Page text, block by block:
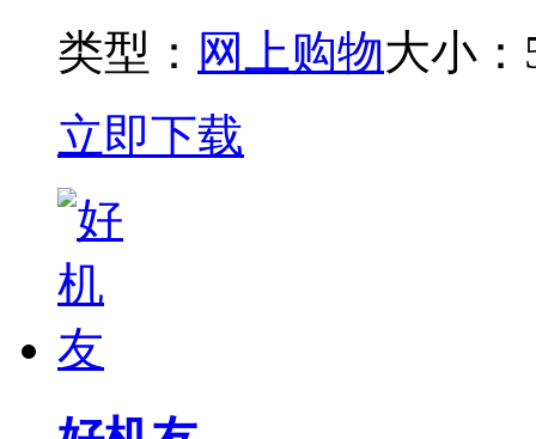
类型： 网上购物大小：
立即下载